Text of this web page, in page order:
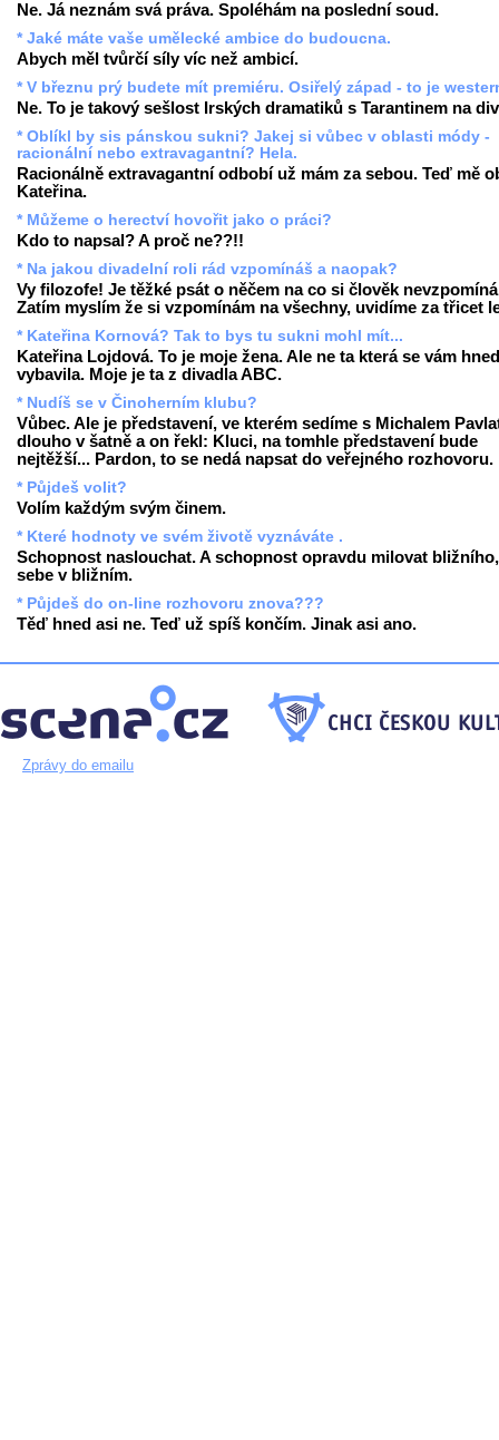
Ne. Já neznám svá práva. Spoléhám na poslední soud.
* Jaké máte vaše umělecké ambice do budoucna.
Abych měl tvůrčí síly víc než ambicí.
* V březnu prý budete mít premiéru. Osiřelý západ - to je
Ne. To je takový sešlost Irských dramatiků s Tarantinem na
* Oblíkl by sis pánskou sukni? Jakej si vůbec v oblasti módy -
racionální nebo extravagantní? Hela.
Racionálně extravagantní odbobí už mám za sebou. Teď mě
Kateřina.
* Můžeme o herectví hovořit jako o práci?
Kdo to napsal? A proč ne??!!
* Na jakou divadelní roli rád vzpomínáš a naopak?
Vy filozofe! Je těžké psát o něčem na co si člověk
Zatím myslím že si vzpomínám na všechny, uvidíme za třicet
* Kateřina Kornová? Tak to bys tu sukni mohl mít...
Kateřina Lojdová. To je moje žena. Ale ne ta která se vám hned
vybavila. Moje je ta z divadla ABC.
* Nudíš se v Činoherním klubu?
Vůbec. Ale je představení, ve kterém sedíme s Michalem
dlouho v šatně a on řekl: Kluci, na tomhle představení bude
nejtěžší... Pardon, to se nedá napsat do veřejného rozhovoru.
* Půjdeš volit?
Volím každým svým činem.
* Které hodnoty ve svém životě vyznáváte .
Schopnost naslouchat. A schopnost opravdu milovat
sebe v bližním.
* Půjdeš do on-line rozhovoru znova???
Těď hned asi ne. Teď už spíš končím. Jinak asi ano.
Zprávy do emailu